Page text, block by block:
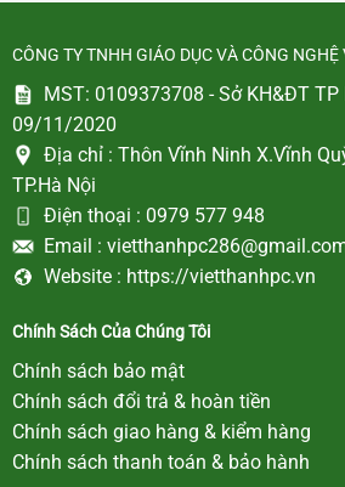
CÔNG TY TNHH GIÁO DỤC VÀ CÔNG NGHỆ
MST: 0109373708 - Sở KH&ĐT
09/11/2020
Địa chỉ : Thôn Vĩnh Ninh X.Vĩnh
TP.Hà Nội
Điện thoại : 0979 577 948
Email :
Website : https://vietthanhpc.vn
Chính Sách Của Chúng Tôi
Chính sách bảo mật
Chính sách đổi trả & hoàn tiền
Chính sách giao hàng & kiểm hàng
Chính sách thanh toán & bảo hành